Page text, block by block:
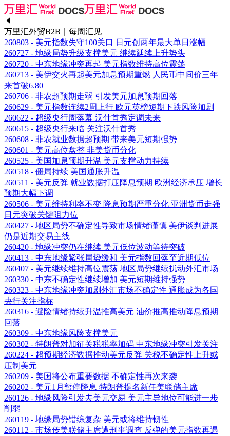
万里汇外贸B2B｜每周汇见
260803 - 美元指数失守100关口 日元创两年最大单日涨幅
260727 - 地缘局势升级支撑美元 继续延续上升势头
260720 - 中东地缘冲突再起 美元指数维持高位震荡
260713 - 美伊交火再起美元加息预期重燃 人民币中间价三年
来首破6.80
260706 - 非农超预期走弱 引发美元加息预期回落
260629 - 美元指数连续2周上行 欧元英榜短期下跌风险加剧
260622 - 超级央行周落幕 沃什首秀定调未来
260615 - 超级央行来临 关注沃什首秀
260608 - 非农就业数据超预期 带来美元短期强势
260601 - 美元高位盘整 非美货币分化
260525 - 美国加息预期升温 美元支撑动力持续
260518 - 僵局持续 美国通胀升温
260511 - 美元反弹 就业数据打压降息预期 欧洲经济承压 增长
预期大幅下调
260506 - 美元维持利率不变 降息预期严重分化 亚洲货币走强
日元突破关键阻力位
260427 - 地区局势不确定性导致市场情绪谨慎 美伊谈判进展
仍是近期交易主线
260420 - 地缘冲突仍在继续 美元低位波动等待突破
260413 - 中东地缘紧张局势缓和 美元指数回落至近期低位
260407 - 美元继续维持高位震荡 地区局势继续扰动外汇市场
260330 - 中东不确定性继续增加 美元短期维持强势
260323 - 中东地缘冲突加剧外汇市场不确定性 通胀成为各国
央行关注指标
260316 - 避险情绪持续升温推高美元 油价推高推动降息预期
回落
260309 - 中东地缘风险支撑美元
260302 - 特朗普对加征关税税率加码 中东地缘冲突引发关注
260224 - 超预期经济数据推动美元反弹 关税不确定性上升或
压制美元
260209 - 美国将公布重要数据 不确定性再次来袭
260202 - 美元1月暂停降息 特朗普提名新任美联储主席
260126 - 地缘风险引发去美元交易 美元主导地位可能进一步
削弱
260119 - 地缘局势错综复杂 美元或将维持韧性
260112 - 市场传美联储主席遭刑事调查 反弹的美元指数再遇